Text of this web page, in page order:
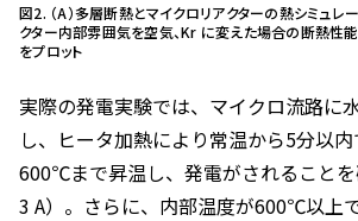
図2. （A）多層断熱とマイクロリアクターの熱シミュレー
クター内部雰囲気を空気、Kr に変えた場合の断熱性
をプロット
実際の発電実験では、マイクロ流路に
し、ヒータ加熱により常温から5分以
600℃まで昇温し、発電がされること
3 A）。さらに、内部温度が600℃以上